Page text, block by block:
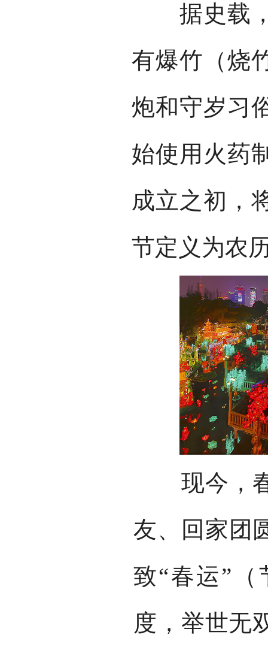
据史载，
有爆竹（烧
炮和守岁习
始使用火药
成立之初，
节定义为农
现今，春
友、回家团
致“春运”
度，举世无